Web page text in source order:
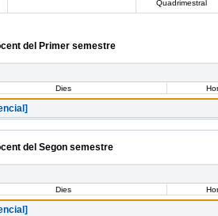
Quadrimestral
del Primer semestre
Dies
del Segon semestre
Dies